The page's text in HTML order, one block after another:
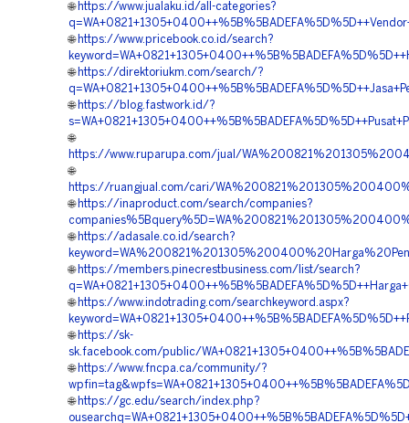
🌐 https://www.jualaku.id/all-categories?
🌐 https://www.pricebook.co.id/search?
🌐 https://direktoriukm.com/search/?
🌐 https://blog.fastwork.id/?
🌐
https://www.ruparupa.com/jual/
🌐
https://ruangjual.com/cari/
🌐 https://inaproduct.com/search/companies?
🌐 https://adasale.co.id/search?
🌐 https://members.pinecrestbusiness.com/list/search?
🌐 https://www.indotrading.com/searchkeyword.aspx?
🌐 https://sk-
sk.facebook.com/public/
🌐 https://www.fncpa.ca/community/?
🌐 https://gc.edu/search/index.php?